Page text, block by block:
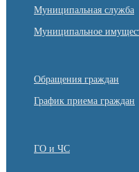
Муниципальная служба
Муниципальное
Обращения граждан
График приема граждан
ГО и ЧС